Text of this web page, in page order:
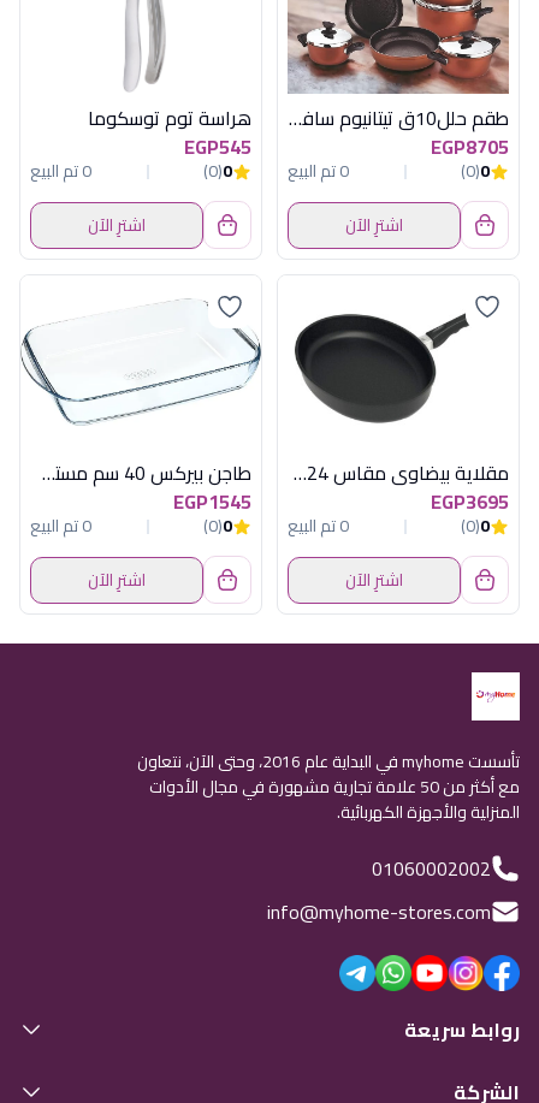
طقم حلل10ق تيتانيوم سافلون شوكلت بكاليت
EGP8705
0
(0)
0 تم البيع
اشترِ الآن
هراسة توم توسكوما
EGP545
0
(0)
0 تم البيع
اشترِ الآن
مقلاية بيضاوي مقاس 24×35 سم تيتانيوم إي إم تي (AMT - 24x35cm Oval Titanium Pan)
EGP3695
0
(0)
0 تم البيع
اشترِ الآن
طاجن بيركس 40 سم مستطيل بالغطاء
EGP1545
0
(0)
0 تم البيع
اشترِ الآن
تأسست myhome في البداية عام 2016، وحتى الآن، نتعاون
مع أكثر من 50 علامة تجارية مشهورة في مجال الأدوات
المنزلية والأجهزة الكهربائية.
01060002002
info@myhome-stores.com
روابط سريعة
الشركة